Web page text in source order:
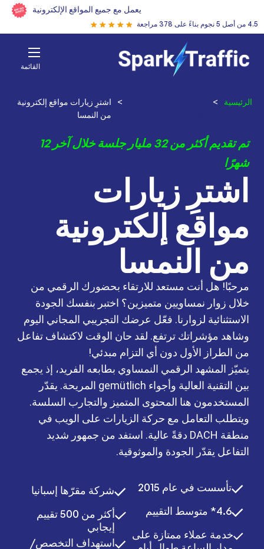
يعمل مع جميع المواقع الإلكترونية
4.5 من أصل 5 نجوم بناءً على 378 مراجعة
القائمة
الرئيسية >
>
اشترِ زيارات مواقع إلكترونية
من النمسا
تم تقديم أكثر من 32 مليار جلسة خلال آخر 12
شهرًا
اشترِ زيارات
مواقع إلكترونية
من النمسا
مرحبًا! هل أنت مستعد للارتقاء بحضورك الرقمي من
خلال زوار نمساويين متميزين؟ اختبر بنفسك الجودة
الاستثنائية لزوارنا. فعّل عرضك التجريبي المجاني اليوم
وشاهد مؤشراتك ترتفع. لقد حان الوقت لاكتشاف تفاعل
من الطراز الأول دون أي التزام مبدئي!
يتميّز المشهد الرقمي النمساوي بطابعه الفريد، إذ يجمع
بين التقنية العالية وأجواء gemütlich المريحة. يقدّر
المستخدمون هنا المحتوى المتميز والتجارب السلسة.
ويتطلب التعامل مع حركة الزيارات على الويب في
منطقة DACH دقةً عالية. استفد من جمهور شديد
التفاعل يقدّر الجودة والموثوقية.
تأسست في عام 2015
4.6* متوسط التقييم
خدمة عملاء ممتازة على
شركة مقرّها إسبانيا
أكثر من 500 تقييم
إيجابي
استهداف التخصص/